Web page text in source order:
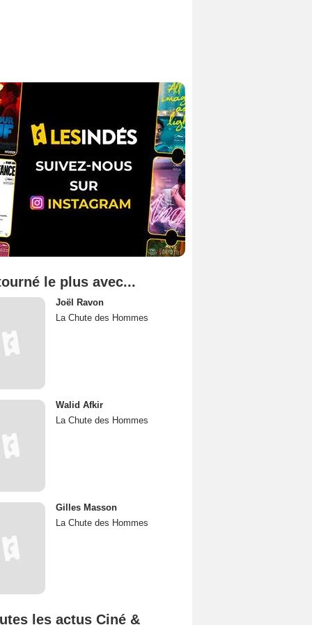
le plus avec...
Joël Ravon
La Chute des Hommes
Walid Afkir
La Chute des Hommes
Gilles Masson
La Chute des Hommes
les actus Ciné &